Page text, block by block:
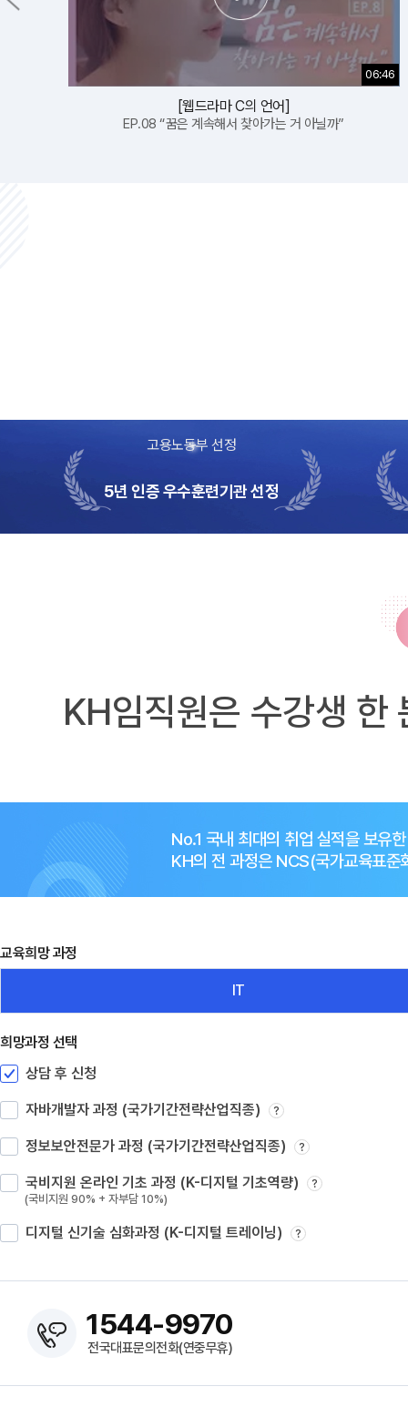
02:43
[취린이스토리]
정보보안전문가 비전과 취업은?
06:46
[웹드라마 C의 언어]
EP.08 “꿈은 계속해서 찾아가는 거 아닐까”
고용노동부 선정
5년 인증 우수훈련기관 선정
KH임직원은 수강생 한
No.1 국내 최대의 취업 실적을 보유
KH의 전 과정은 NCS(국가교육표준
교육희망 과정
IT
희망과정 선택
상담 후 신청
자바개발자 과정 (국가기간전략산업직종) ?
정보보안전문가 과정 (국가기간전략산업직종) ?
국비지원 온라인 기초 과정 (K-디지털 기초역량) ?
(국비지원 90% + 자부담 10%)
디지털 신기술 심화과정 (K-디지털 트레이닝) ?
1544-9970
전국대표문의전화(연중무휴)